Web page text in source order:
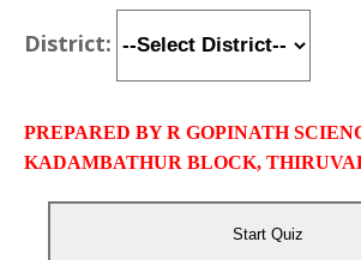
District:
PREPARED BY R GOPINATH
KADAMBATHUR BLOCK,
Start Quiz